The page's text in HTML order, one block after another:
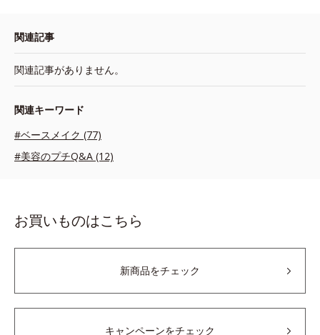
関連記事
関連記事がありません。
関連キーワード
#ベースメイク (77)
#美容のプチQ&A (12)
お買いものはこちら
新商品をチェック
キャンペーンをチェック